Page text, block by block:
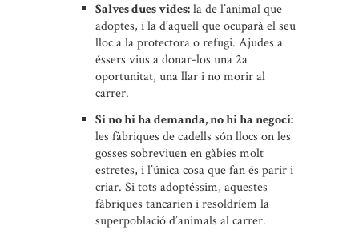
Salves dues vides:la de l’animal que
adoptes, i la d’aquell que ocuparà el seu
lloc a la protectora o refugi. Ajudes a
éssers vius a donar-los una 2a
oportunitat, una llar i no morir al
carrer.
Si no hi ha demanda, no hi ha negoci:
les fàbriques de cadells són llocs on les
gosses sobreviuen en gàbies molt
estretes, i l’única cosa que fan és parir i
criar. Si tots adoptéssim, aquestes
fàbriques tancarien i resoldríem la
superpoblació d’animals al carrer.